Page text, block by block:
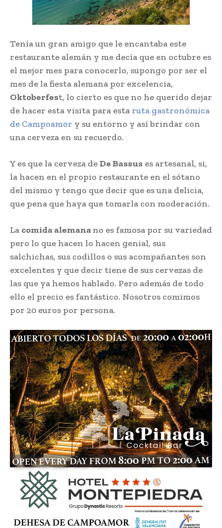
Tenía un gran amigo que le encantaba este
restaurante alemán y me decía que en octubre es
el mejor mes para conocerlo, supongo por ser el
mes de la fiesta alemana por excelencia,
Oktoberfest, lo cierto es que no he querido dejar
de hacer esta visita para esta ruta gastronómica
de Campoamor y su entorno y así brindar con
una cerveza en su recuerdo.
Y es que la cerveza deDe Bassus es artesanal, si,
la hacen en el propio restaurante en el sótano
del mismo y tengo que decir que es una delicia,
que pena que haya que tomarla con moderación.
La comida alemanano es famosa por su variedad
pero lo que hacen lo hacen genial, sus
salchichas, sus codillos o sus acompañantes son
excelentes y que decir tiene de sus cervezas de
las que ya hemos hablado. Pero además de todo
ello el precio es fantástico. Nosotros comimos
por 20 euros por persona.